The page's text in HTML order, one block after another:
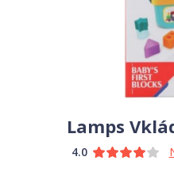
Lamps
4.0